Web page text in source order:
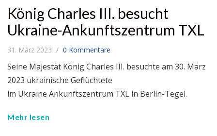
König Charles III. besucht
Ukraine-Ankunftszentrum TXL
31. März 2023 0 Kommentare
Seine Majestät König Charles III. besuchte am 30. März
2023 ukrainische Geflüchtete
im Ukraine Ankunftszentrum TXL in Berlin-Tegel.
Mehr lesen